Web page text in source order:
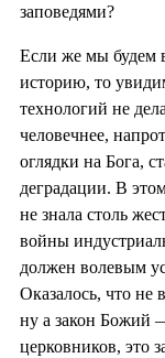
заповедями?
Если же мы будем
историю, то
технологий не
человечнее,
оглядки на Бога,
деградации. В
не знала столь
войны
должен волевым
Оказалось, что не
ну а закон Божий
церковников, это